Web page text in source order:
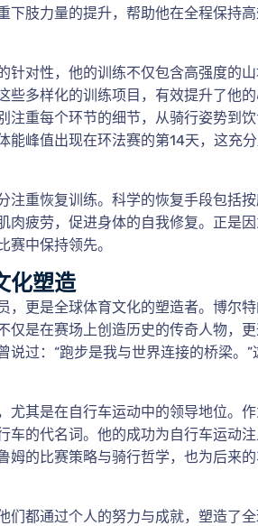
下肢力量的提升，帮助他在全程保持高
针对性，他的训练不仅包含高强度的
些多样化的训练项目，有效提升了他
注重每个环节的细节，从骑行姿势到
能峰值出现在环法赛的第14天，这充
注重恢复训练。科学的恢复手段包括
肉疲劳，促进身体的自我修复。正是
赛中保持领先。
化塑造
，更是全球体育文化的塑造者。博尔
仅是在赛场上创造历史的传奇人物，
说过：“跑步是我与世界连接的桥梁。
尤其是在自行车运动中的领导地位。
车的代名词。他的成功为自行车运动
姆的比赛策略与骑行哲学，也为后来
们都通过个人的努力与成就，塑造了